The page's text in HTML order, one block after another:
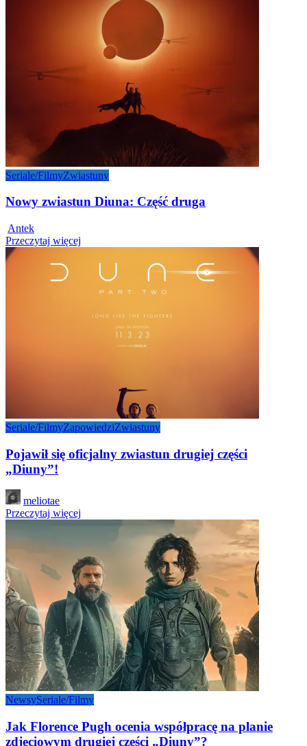
Seriale/FilmyZwiastuny
Nowy zwiastun Diuna: Część druga
Posted
by
Antek
Przeczytaj więcej
Seriale/FilmyZapowiedziZwiastuny
Pojawił się oficjalny zwiastun drugiej części
„Diuny”!
Posted
by
meliotae
Przeczytaj więcej
NewsySeriale/Filmy
Jak Florence Pugh ocenia współpracę na planie
zdjęciowym drugiej części „Diuny”?